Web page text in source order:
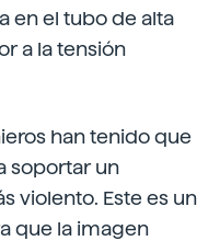
en el tubo de alta
a la tensión
han tenido que
soportar un
violento. Este es un
que la imagen